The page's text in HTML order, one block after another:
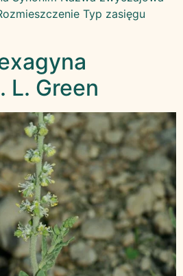
Typ zasięgu
L. Green